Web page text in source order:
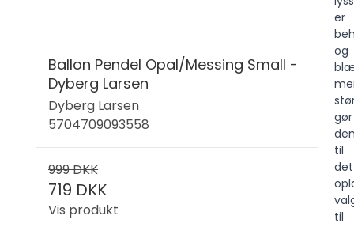
Ballon Pendel Opal/Messing Small -
Dyberg Larsen
Dyberg Larsen
5704709093558
999 DKK
719 DKK
Vis produkt
er
og
gør
til
det
til